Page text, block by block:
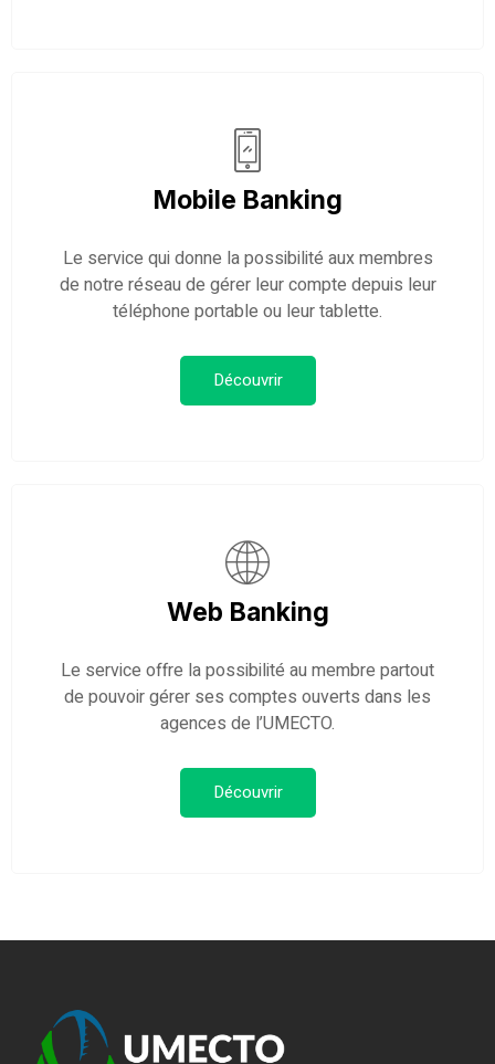
Mobile Banking
Le service qui donne la possibilité aux membres
de notre réseau de gérer leur compte depuis leur
téléphone portable ou leur tablette.
Découvrir
Web Banking
Le service offre la possibilité au membre partout
de pouvoir gérer ses comptes ouverts dans les
agences de l’UMECTO.
Découvrir